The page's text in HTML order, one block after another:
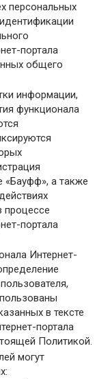
персональных
портала
общего
информации,
функционала
«Бауфф», а также
процессе
портала
Интернет-
в тексте
портала
Политикой.
могут